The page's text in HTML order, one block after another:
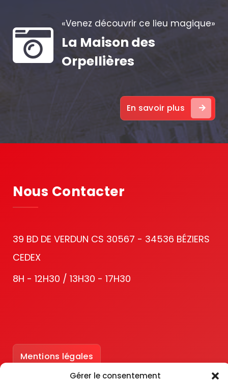
Gérer le consentement
«Venez découvrir ce lieu magique»
La Maison des
Orpellières
En savoir plus
Nous Contacter
39 BD DE VERDUN CS 30567 - 34536 BÉZIERS
CEDEX
8H - 12H30 / 13H30 - 17H30
Mentions légales